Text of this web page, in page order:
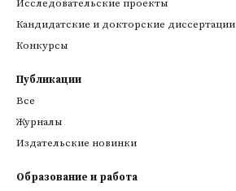
Исследовательские проекты
Кандидатские и докторские диссертации
Конкурсы
Публикации
Все
Журналы
Издательские новинки
Образование и работа